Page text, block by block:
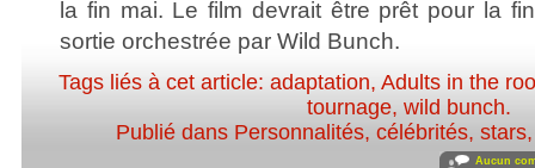
la fin mai. Le film devrait être prêt pour la
sortie orchestrée par Wild Bunch.
Tags liés à cet article: adaptation, Adults in the
tournage,wild bunch.
Publié dans Personnalités, célébrités, stars
Aucun